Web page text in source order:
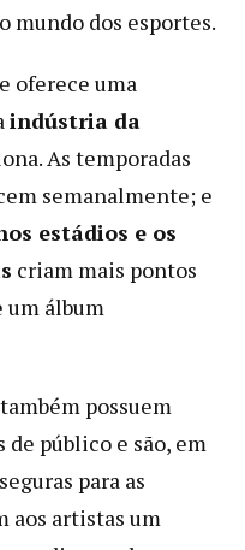
mundo dos esportes.
oferece uma
indústria da
As temporadas
semanalmente; e
estádios e os
criam mais pontos
um álbum
possuem
de público e são, em
para as
aos artistas um